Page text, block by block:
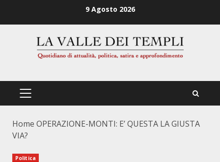
9 Agosto 2026
PRIMÄRES
Home OPERAZIONE-MONTI: E’ QUESTA LA GIUSTA
VIA?
Politica